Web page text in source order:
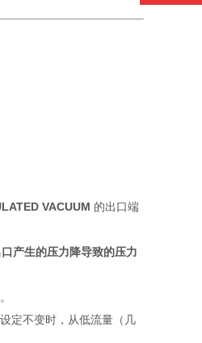
VACUUM 的出口端
产生的压力降导致的压力
定不变时，从低流量（几